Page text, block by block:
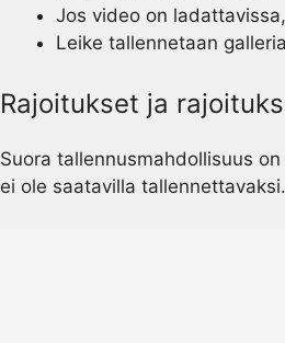
Jos video on
Leike tallennetaan
Rajoitukset ja
Suora tallennusmahdollisuus
ei ole saatavilla tallennettavaksi.